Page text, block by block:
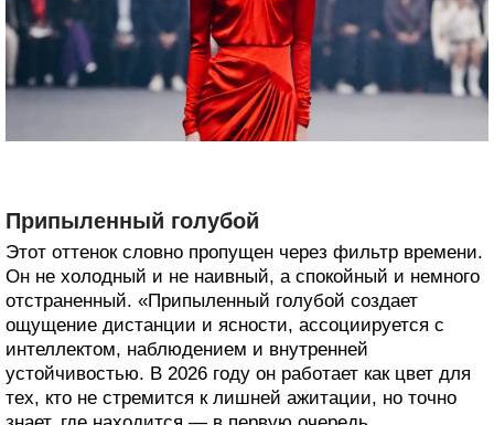
Припыленный голубой
Этот оттенок словно пропущен через фильтр времени.
Он не холодный и не наивный, а спокойный и немного
отстраненный. «Припыленный голубой создает
ощущение дистанции и ясности, ассоциируется с
интеллектом, наблюдением и внутренней
устойчивостью. В 2026 году он работает как цвет для
тех, кто не стремится к лишней ажитации, но точно